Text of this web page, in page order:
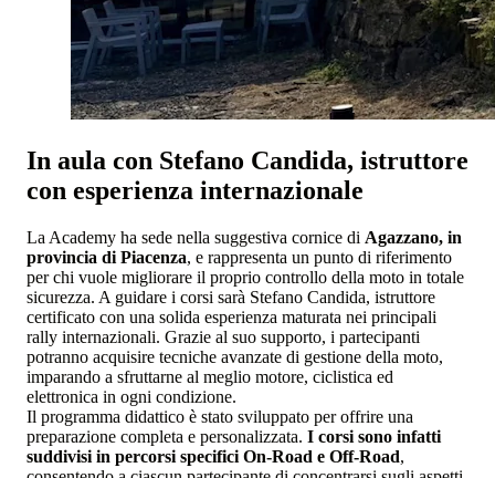
In aula con Stefano Candida, istruttore
con esperienza internazionale
La Academy ha sede nella suggestiva cornice di Agazzano, in
provincia di Piacenza, e rappresenta un punto di riferimento
per chi vuole migliorare il proprio controllo della moto in totale
sicurezza. A guidare i corsi sarà Stefano Candida, istruttore
certificato con una solida esperienza maturata nei principali
rally internazionali. Grazie al suo supporto, i partecipanti
potranno acquisire tecniche avanzate di gestione della moto,
imparando a sfruttarne al meglio motore, ciclistica ed
elettronica in ogni condizione.
Il programma didattico è stato sviluppato per offrire una
preparazione completa e personalizzata. I corsi sono infatti
suddivisi in percorsi specifici On-Road e Off-Road,